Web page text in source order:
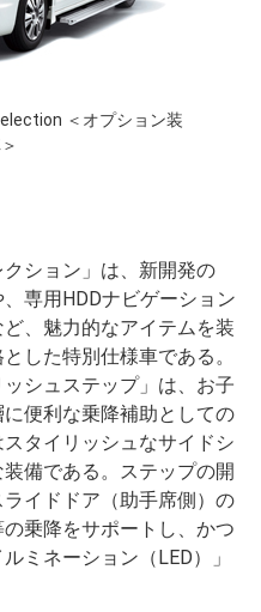
＜オプション装
クション」は、新開発の
専用HDDナビゲーション
、魅力的なアイテムを装
した特別仕様車である。
シュステップ」は、お子
便利な乗降補助としての
タイリッシュなサイドシ
備である。ステップの開
イドドア（助手席側）の
乗降をサポートし、かつ
ミネーション（LED）」